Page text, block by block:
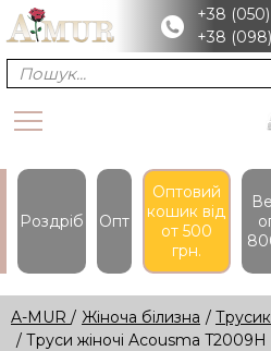
+38
+38
Роздріб Опт
Оптовий
кошик вiд
от 500
грн.
A-MUR / Жіноча білизна /
/ Труси жіночі Acousma T2009H